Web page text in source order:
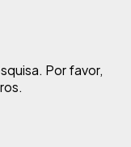
Por favor,